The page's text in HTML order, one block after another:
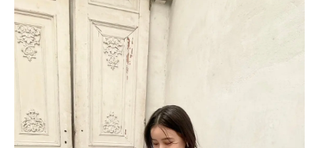
新規会員登録・ログイン